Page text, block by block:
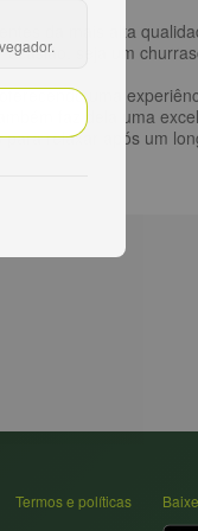
da mais alta
seja um
uma
faz dela uma
relaxar após um
Termos e políticas